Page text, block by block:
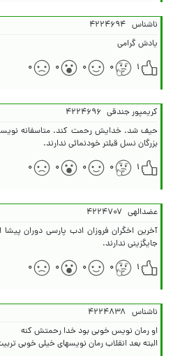
ناشناس ۴۲۲۴۶۹۴
یادش گرامی
۱
۰ ۰ ۰ ۰
کریمپور جندقی ۴۲۲۴۶۹۶
حیف شد. خدایش رحمت کند. متاسفانه
بزرگان نسل قبلتر خودنمائی ندارند.
۱
۰ ۰ ۰ ۰
عضدالهی ۴۲۲۴۷۰۷
آخرین اخگران فروزان ادب پارسی دوران
جایگزینی ندارند.
۱
۰ ۰ ۰ ۰
ناشناس ۴۲۲۴۸۳۸
البته بعد انقلاب رمان نویسهای خیلی خوبی